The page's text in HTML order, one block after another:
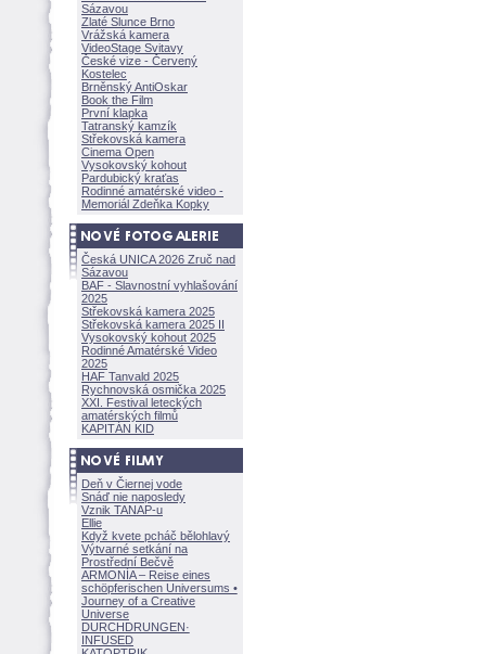
Sázavou
Zlaté Slunce Brno
Vrážská kamera
VideoStage Svitavy
České vize - Červený
Kostelec
Brněnský AntiOskar
Book the Film
První klapka
Tatranský kamzík
Střekovská kamera
Cinema Open
Vysokovský kohout
Pardubický kraťas
Rodinné amatérské video -
Memoriál Zdeňka Kopky
Česká UNICA 2026 Zruč nad
Sázavou
BAF - Slavnostní vyhlašování
2025
Střekovská kamera 2025
Střekovská kamera 2025 II
Vysokovský kohout 2025
Rodinné Amatérské Video
2025
HAF Tanvald 2025
Rychnovská osmička 2025
XXI. Festival leteckých
amatérských filmů
KAPITÁN KID
Deň v Čiernej vode
Snáď nie naposledy
Vznik TANAP-u
Ellie
Když kvete pcháč bělohlavý
Výtvarné setkání na
Prostřední Bečvě
ARMONÍA – Reise eines
schöpferischen Universums •
Journey of a Creative
Universe
DURCHDRUNGEN·
INFUSED